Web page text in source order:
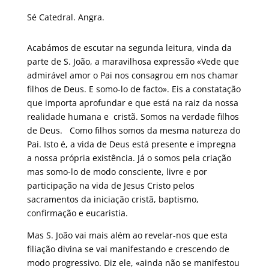
Sé Catedral. Angra.
Acabámos de escutar na segunda leitura, vinda da
parte de S. João, a maravilhosa expressão «Vede que
admirável amor o Pai nos consagrou em nos chamar
filhos de Deus. E somo-lo de facto». Eis a constatação
que importa aprofundar e que está na raiz da nossa
realidade humana e cristã. Somos na verdade filhos
de Deus. Como filhos somos da mesma natureza do
Pai. Isto é, a vida de Deus está presente e impregna
a nossa própria existência. Já o somos pela criação
mas somo-lo de modo consciente, livre e por
participação na vida de Jesus Cristo pelos
sacramentos da iniciação cristã, baptismo,
confirmação e eucaristia.
Mas S. João vai mais além ao revelar-nos que esta
filiação divina se vai manifestando e crescendo de
modo progressivo. Diz ele, «ainda não se manifestou